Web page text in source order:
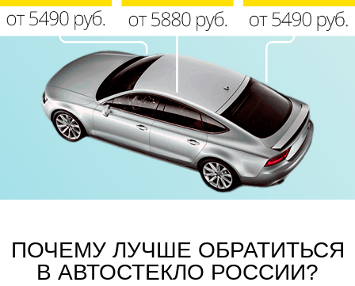
ПОЧЕМУ ЛУЧШЕ ОБРАТИТЬСЯ
В АВТОСТЕКЛО РОССИИ?